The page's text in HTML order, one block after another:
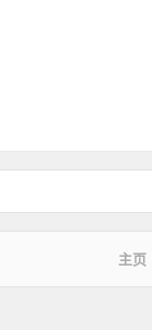
主页